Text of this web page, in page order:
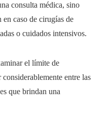
consulta médica, sino
caso de cirugías de
o cuidados intensivos.
el límite de
entre las
que brindan una